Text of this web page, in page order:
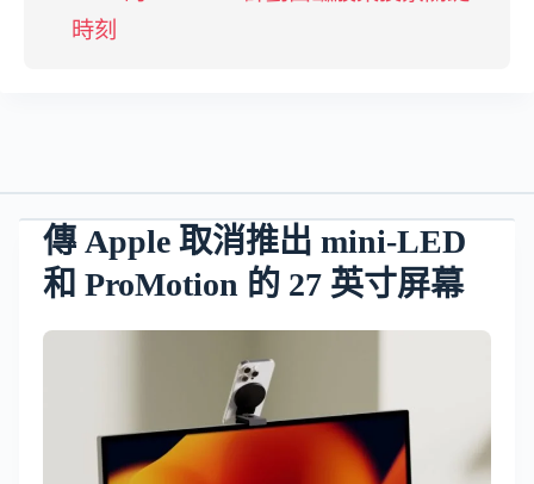
時刻
傳 Apple 取消推出 mini-LED
和 ProMotion 的 27 英寸屏幕